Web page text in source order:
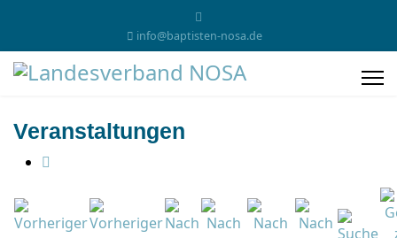
info@baptisten-nosa.de
Veranstaltungen